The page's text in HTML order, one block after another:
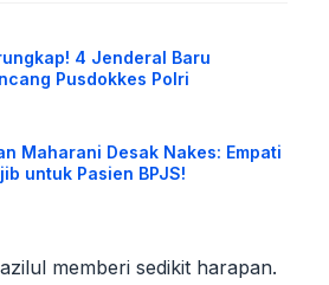
4 Jenderal Baru
Pusdokkes Polri
Maharani Desak Nakes: Empati
untuk Pasien BPJS!
memberi sedikit harapan.